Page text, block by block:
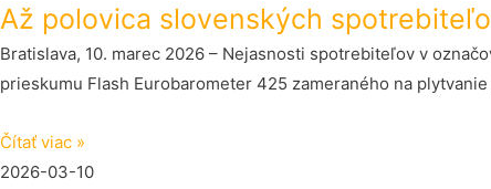
Až polovica slovenských
Bratislava, 10. marec 2026 – Nejasnosti spotrebiteľov v
prieskumu Flash Eurobarometer 425 zameraného na
Čítať viac »
2026-03-10